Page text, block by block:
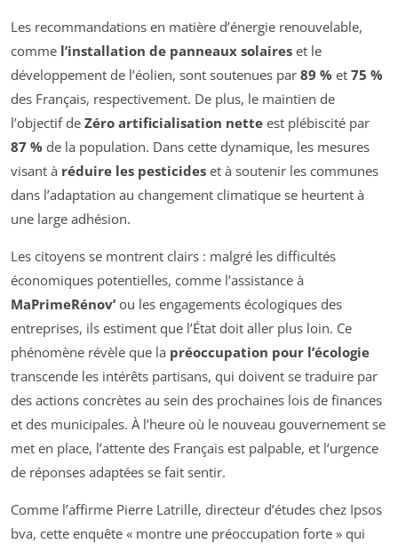
Les recommandations en matière d’énergie renouvelable,
comme l’installation de panneaux solaires et le
développement de l’éolien, sont soutenues par 89 % et 75 %
des Français, respectivement. De plus, le maintien de
l’objectif de Zéro artificialisation nette est plébiscité par
87 % de la population. Dans cette dynamique, les mesures
visant à réduire les pesticides et à soutenir les communes
dans l’adaptation au changement climatique se heurtent à
une large adhésion.
Les citoyens se montrent clairs : malgré les difficultés
économiques potentielles, comme l’assistance à
MaPrimeRénov’ ou les engagements écologiques des
entreprises, ils estiment que l’État doit aller plus loin. Ce
phénomène révèle que la préoccupation pour l’écologie
transcende les intérêts partisans, qui doivent se traduire par
des actions concrètes au sein des prochaines lois de finances
et des municipales. À l’heure où le nouveau gouvernement se
met en place, l’attente des Français est palpable, et l’urgence
de réponses adaptées se fait sentir.
Comme l’affirme Pierre Latrille, directeur d’études chez Ipsos
bva, cette enquête « montre une préoccupation forte » qui